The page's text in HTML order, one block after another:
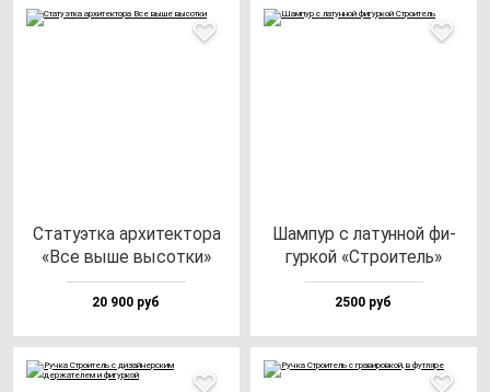
Ста­ту­эт­ка ар­хи­тек­то­ра
«Все вы­ше вы­сот­ки»
20 900 руб
Шам­пур с ла­тун­ной фи­
гур­кой «Стро­итель»
2500 руб